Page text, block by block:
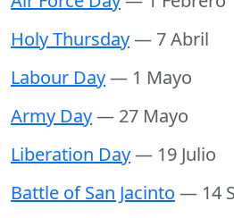
Holy Thursday— 7 Abril
Labour Day— 1 Mayo
Army Day— 27 Mayo
Liberation Day— 19 Julio
Battle of San Jacinto — 14